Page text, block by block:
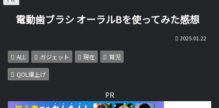
電動歯ブラシ オーラルBを使ってみた感想
2025.01.22
ALL ガジェット 現在 育児
QOL爆上げ
PR